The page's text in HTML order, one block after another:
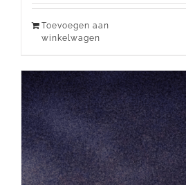
Toevoegen aan
winkelwagen